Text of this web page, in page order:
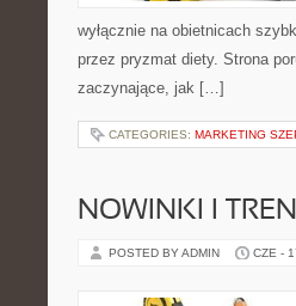
wyłącznie na obietnicach
przez pryzmat diety. Strona
zaczynające, jak […]
CATEGORIES: MARKETING
NOWINKI I
POSTED BY ADMIN CZE -